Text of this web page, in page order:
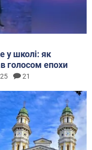
у школі: як
голосом епохи
21